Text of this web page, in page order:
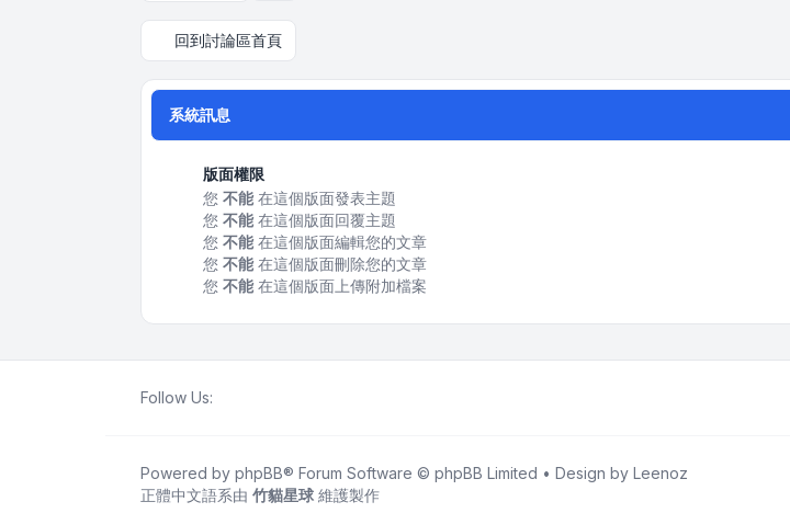
回到討論區首頁
系統訊息
版面權限
您 不能在這個版面發表主題
您 不能在這個版面回覆主題
您 不能在這個版面編輯您的文章
您 不能在這個版面刪除您的文章
您 不能在這個版面上傳附加檔案
Follow Us:
Powered by phpBB® Forum Software © phpBB Limited • Design by Leenoz
正體中文語系由 竹貓星球 維護製作